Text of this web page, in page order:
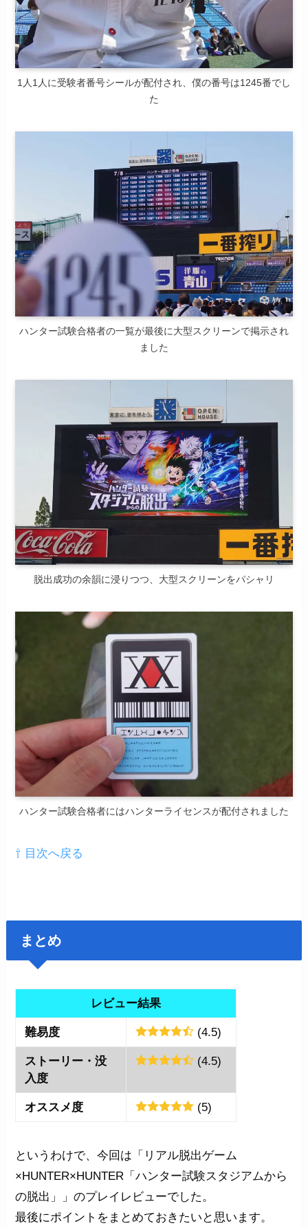
1人1人に受験者番号シールが配付され、僕の番号は1245番でし
た
ハンター試験合格者の一覧が最後に大型スクリーンで掲示され
ました
脱出成功の余韻に浸りつつ、大型スクリーンをパシャリ
ハンター試験合格者にはハンターライセンスが配付されました
⇧ 目次へ戻る
まとめ
レビュー結果
難易度 (4.5)
ストーリー・没
入度
(4.5)
オススメ度 (5)
というわけで、今回は「リアル脱出ゲーム
×HUNTER×HUNTER「ハンター試験スタジアムから
の脱出」」のプレイレビューでした。
最後にポイントをまとめておきたいと思います。